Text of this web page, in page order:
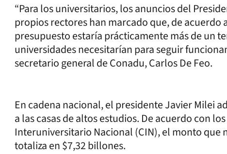
“Para los universitarios, los anuncios del
propios rectores han marcado que, de acuerdo
presupuesto estaría prácticamente más de un
universidades necesitarían para seguir
secretario general de Conadu, Carlos De Feo.
En cadena nacional, el presidente Javier Milei
a las casas de altos estudios. De acuerdo con
Interuniversitario Nacional (CIN), el monto que
totaliza en $7,32 billones.